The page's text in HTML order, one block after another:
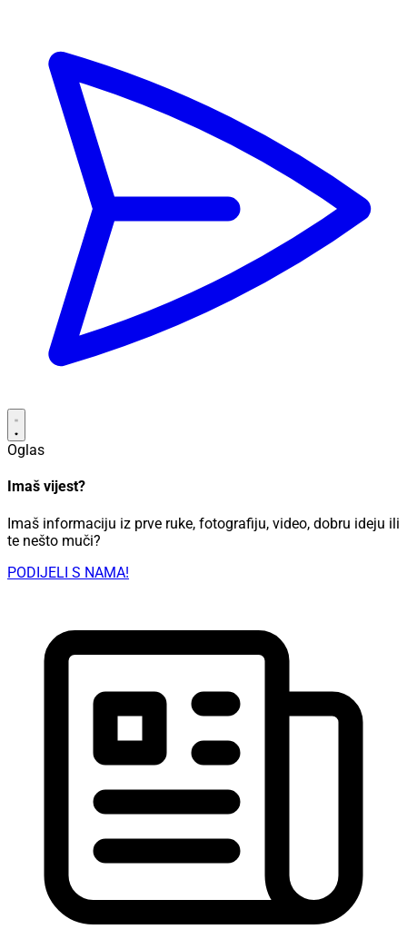
Oglas
Imaš vijest?
Imaš informaciju iz prve ruke, fotografiju, video, dobru ideju ili
te nešto muči?
PODIJELI S NAMA!